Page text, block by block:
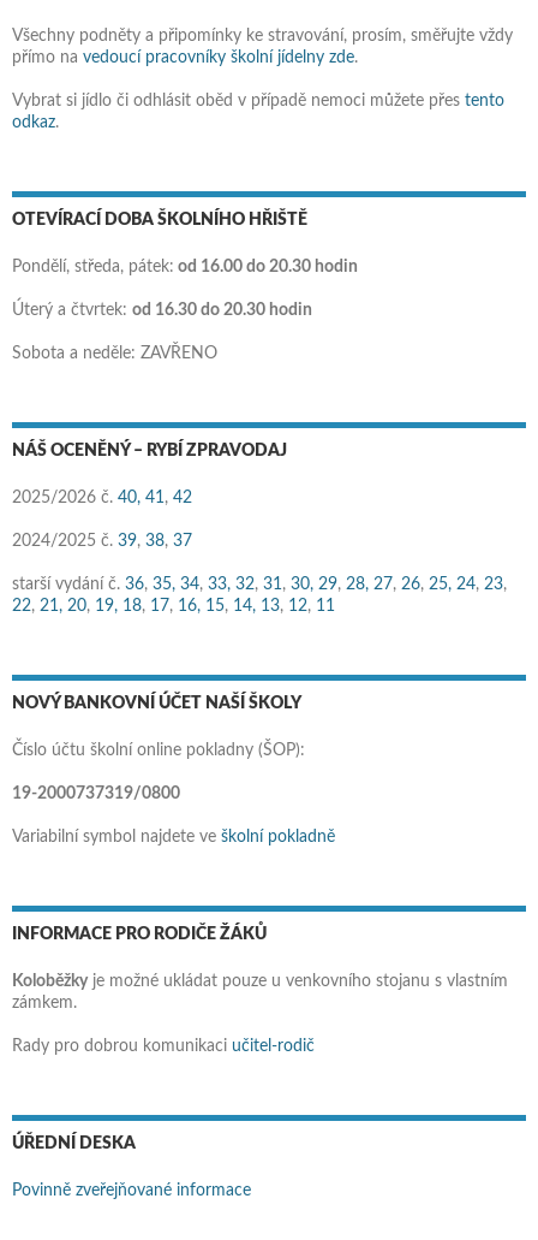
Všechny podněty a připomínky ke stravování, prosím, směřujte vždy
přímo na vedoucí pracovníky školní jídelny zde.
Vybrat si jídlo či odhlásit oběd v případě nemoci můžete přes tento
odkaz.
OTEVÍRACÍ DOBA ŠKOLNÍHO HŘIŠTĚ
Pondělí, středa, pátek: od 16.00 do 20.30 hodin
Úterý a čtvrtek: od 16.30 do 20.30 hodin
Sobota a neděle: ZAVŘENO
NÁŠ OCENĚNÝ – RYBÍ ZPRAVODAJ
2025/2026 č. 40, 41, 42
2024/2025 č. 39, 38, 37
starší vydání č. 36, 35, 34, 33, 32, 31, 30, 29, 28, 27, 26, 25, 24, 23,
22, 21, 20, 19, 18, 17, 16, 15, 14, 13, 12, 11
NOVÝ BANKOVNÍ ÚČET NAŠÍ ŠKOLY
Číslo účtu školní online pokladny (ŠOP):
19-2000737319/0800
Variabilní symbol najdete ve školní pokladně
INFORMACE PRO RODIČE ŽÁKŮ
Koloběžkyje možné ukládat pouze u venkovního stojanu s vlastním
zámkem.
Rady pro dobrou komunikaci učitel-rodič
ÚŘEDNÍ DESKA
Povinně zveřejňované informace